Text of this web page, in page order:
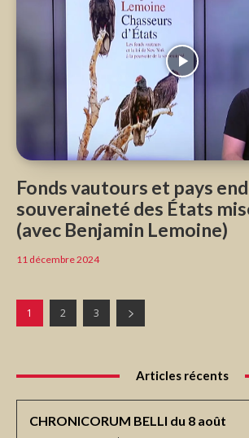
Fonds vautours et pays
souveraineté des États
(avec Benjamin Lemoine)
11 décembre 2024
1 2 3
Articles récents
CHRONICORUM BELLI du 8 août